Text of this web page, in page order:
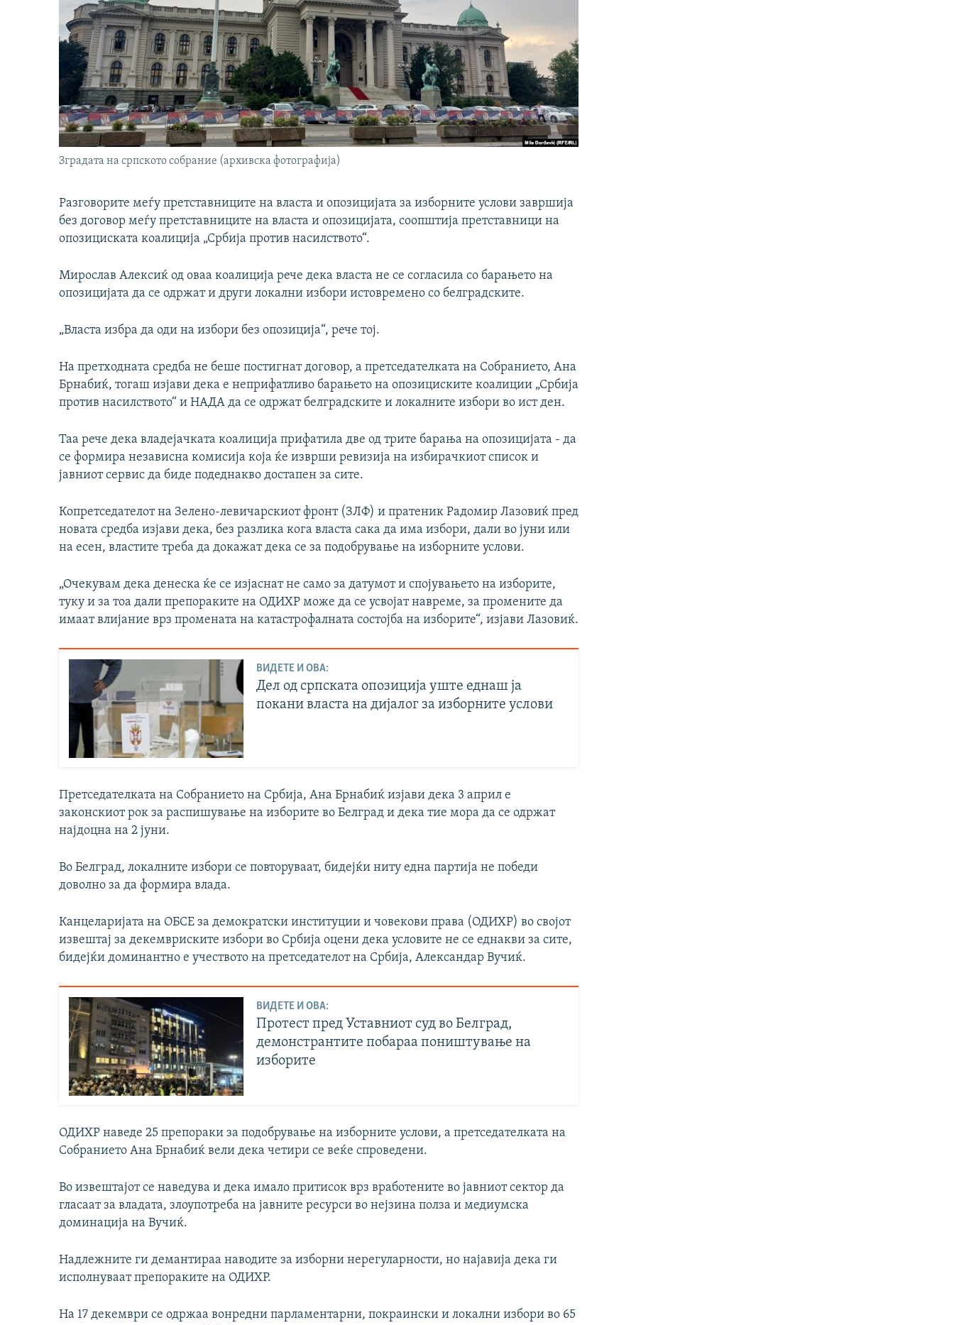
Зградата на српското собрание (архивска фотографија)
Разговорите меѓу претставниците на власта и опозицијата за изборните услови завршија
без договор меѓу претставниците на власта и опозицијата, соопштија претставници на
опозициската коалиција „Србија против насилството“.
Мирослав Алексиќ од оваа коалиција рече дека власта не се согласила со барањето на
опозицијата да се одржат и други локални избори истовремено со белградските.
„Власта избра да оди на избори без опозиција“, рече тој.
На претходната средба не беше постигнат договор, а претседателката на Собранието, Ана
Брнабиќ, тогаш изјави дека е неприфатливо барањето на опозициските коалиции „Србија
против насилството“ и НАДА да се одржат белградските и локалните избори во ист ден.
Таа рече дека владејачката коалиција прифатила две од трите барања на опозицијата - да
се формира независна комисија која ќе изврши ревизија на избирачкиот список и
јавниот сервис да биде подеднакво достапен за сите.
Копретседателот на Зелено-левичарскиот фронт (ЗЛФ) и пратеник Радомир Лазовиќ пред
новата средба изјави дека, без разлика кога власта сака да има избори, дали во јуни или
на есен, властите треба да докажат дека се за подобрување на изборните услови.
„Очекувам дека денеска ќе се изјаснат не само за датумот и спојувањето на изборите,
туку и за тоа дали препораките на ОДИХР може да се усвојат навреме, за промените да
имаат влијание врз промената на катастрофалната состојба на изборите“, изјави Лазовиќ.
ВИДЕТЕ И ОВА:
Дел од српската опозиција уште еднаш ја
покани власта на дијалог за изборните услови
Претседателката на Собранието на Србија, Ана Брнабиќ изјави дека 3 април е
законскиот рок за распишување на изборите во Белград и дека тие мора да се одржат
најдоцна на 2 јуни.
Во Белград, локалните избори се повторуваат, бидејќи ниту една партија не победи
доволно за да формира влада.
Канцеларијата на ОБСЕ за демократски институции и човекови права (ОДИХР) во својот
извештај за декемвриските избори во Србија оцени дека условите не се еднакви за сите,
бидејќи доминантно е учеството на претседателот на Србија, Александар Вучиќ.
ВИДЕТЕ И ОВА:
Протест пред Уставниот суд во Белград,
демонстрантите побараа поништување на
изборите
ОДИХР наведе 25 препораки за подобрување на изборните услови, а претседателката на
Собранието Ана Брнабиќ вели дека четири се веќе спроведени.
Во извештајот се наведува и дека имало притисок врз вработените во јавниот сектор да
гласаат за владата, злоупотреба на јавните ресурси во нејзина полза и медиумска
доминација на Вучиќ.
Надлежните ги демантираа наводите за изборни нерегуларности, но најавија дека ги
исполнуваат препораките на ОДИХР.
На 17 декември се одржаа вонредни парламентарни, покраински и локални избори во 65